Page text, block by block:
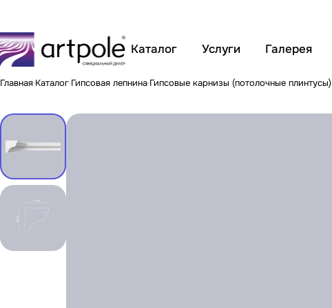
Каталог Услуги Галерея
Главная Каталог Гипсовая лепнина Гипсовые карнизы (потолочные плинтусы)